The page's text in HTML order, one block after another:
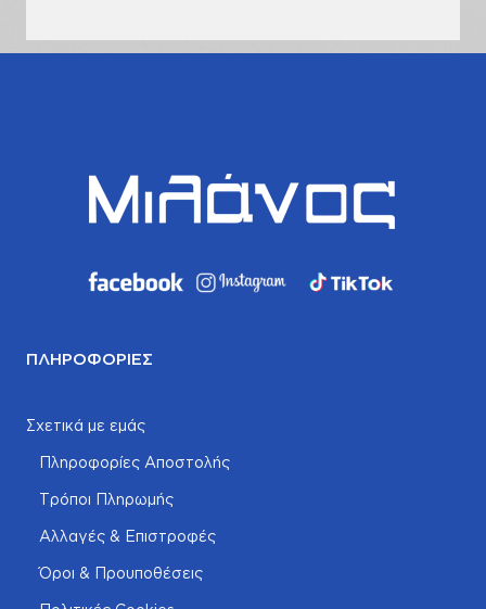
ΠΛΗΡΟΦΟΡΊΕΣ
Σχετικά με εμάς
Πληροφορίες Αποστολής
Τρόποι Πληρωμής
Αλλαγές & Επιστροφές
Όροι & Προυποθέσεις